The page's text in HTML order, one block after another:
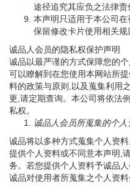
途径追究其应负之法律责
本声明只适用于本公司
保留修改卡片使用相关规
诚品人会员的隐私权保护声明
诚品以最严谨的方式保障您的
可以瞭解到在您使用本网站所
料的政策与原则,以及蒐集利用
更,请定期查询。本公司将依法
私权。
诚品人会员所蒐集的个人
诚品将以多种方式蒐集个人资
提供个人资料或不同意本声明,
务。若您提供个人资料予诚品
诚品对使用者所蒐集之个人资